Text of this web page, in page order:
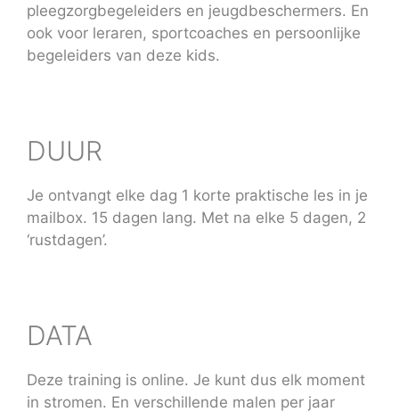
pleegzorgbegeleiders en jeugdbeschermers. En
ook voor leraren, sportcoaches en persoonlijke
begeleiders van deze kids.
DUUR
Je ontvangt elke dag 1 korte praktische les in je
mailbox. 15 dagen lang. Met na elke 5 dagen, 2
‘rustdagen’.
DATA
Deze training is online. Je kunt dus elk moment
in stromen. En verschillende malen per jaar